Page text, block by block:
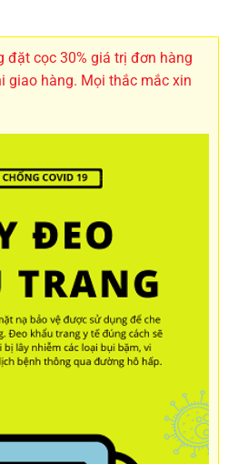
đặt cọc 30% giá trị đơn hàng
giao hàng. Mọi thắc mắc xin